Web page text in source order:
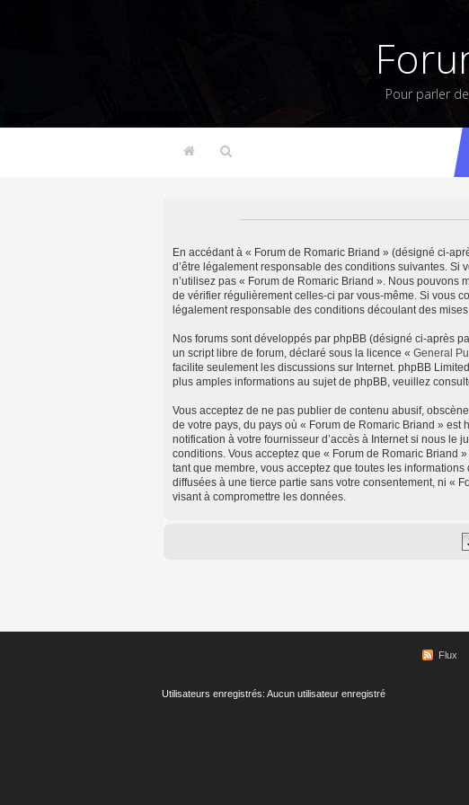
Pour parler
En accédant à « Forum de Romaric Briand » (désigné ci-
d’être légalement responsable des conditions suivantes. Si
n’utilisez pas « Forum de Romaric Briand ». Nous pouvons
de vérifier régulièrement celles-ci par vous-même. Si vous
légalement responsable des conditions découlant des
Nos forums sont développés par phpBB (désigné ci-après
un script libre de forum, déclaré sous la licence « General
facilite seulement les discussions sur Internet. phpBB
plus amples informations au sujet de phpBB, veuillez
Vous acceptez de ne pas publier de contenu abusif,
de votre pays, du pays où « Forum de Romaric Briand »
notification à votre fournisseur d’accès à Internet si nous le
conditions. Vous acceptez que « Forum de Romaric Briand
tant que membre, vous acceptez que toutes les
diffusées à une tierce partie sans votre consentement, ni «
visant à compromettre les données.
Flux
Utilisateurs enregistrés: Aucun utilisateur enregistré